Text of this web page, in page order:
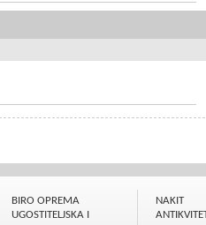
BIRO OPREMA
UGOSTITELJSKA I
NAKIT